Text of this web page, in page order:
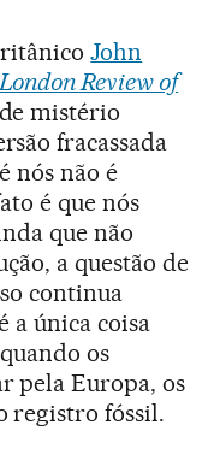
John
Review of
mistério
fracassada
nós não é
é que nós
que não
a questão de
continua
a única coisa
os
pela Europa, os
registro fóssil.